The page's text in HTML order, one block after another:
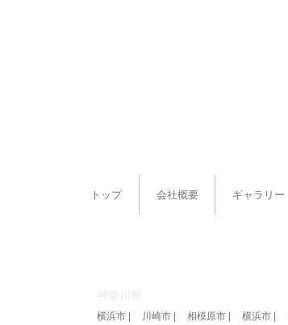
トップ 会社概要 ギャラリー
横浜市 | 川崎市 | 相模原市 | 横浜市 |